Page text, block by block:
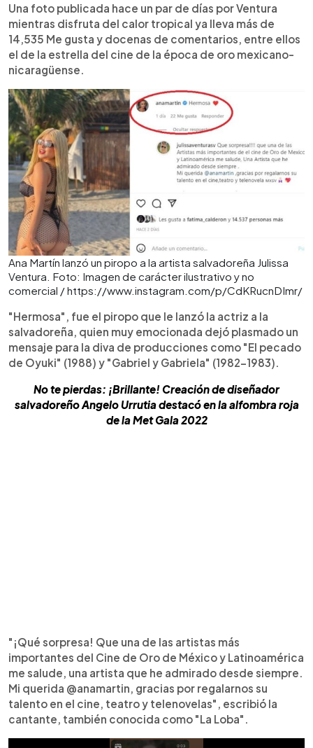
Una foto publicada hace un par de días por Ventura
mientras disfruta del calor tropical ya lleva más de
14,535 Me gusta y docenas de comentarios, entre ellos
el de la estrella del cine de la época de oro mexicano-
nicaragüense.
Ana Martín lanzó un piropo a la artista salvadoreña Julissa
Ventura. Foto: Imagen de carácter ilustrativo y no
comercial / https://www.instagram.com/p/CdKRucnDImr/
"Hermosa", fue el piropo que le lanzó la actriz a la
salvadoreña, quien muy emocionada dejó plasmado un
mensaje para la diva de producciones como "El pecado
de Oyuki" (1988) y "Gabriel y Gabriela" (1982-1983).
No te pierdas: ¡Brillante! Creación de diseñador
salvadoreño Angelo Urrutia destacó en la alfombra roja
de la Met Gala 2022
"¡Qué sorpresa! Que una de las artistas más
importantes del Cine de Oro de México y Latinoamérica
me salude, una artista que he admirado desde siempre.
Mi querida @anamartin, gracias por regalarnos su
talento en el cine, teatro y telenovelas", escribió la
cantante, también conocida como "La Loba".